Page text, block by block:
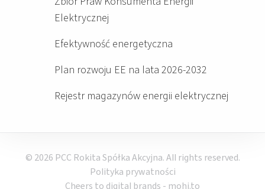
Elektrycznej
Efektywność energetyczna
Plan rozwoju EE na lata 2026-2032
Rejestr magazynów energii elektrycznej
© 2026 PCC Rokita Spółka Akcyjna. All rights reserved.
Polityka prywatności
Cheers to digital brands - mohi.to